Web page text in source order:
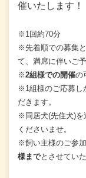
催いたします！
※1回約70分
※先着順での募集
て、満席に伴いご
※2組様での開催の
※1組様のご応募し
だきます。
※同居犬(先住犬)を
くださいませ。
※飼い主様のご参
様までとさせてい